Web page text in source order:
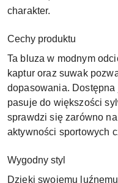
charakter.
Cechy produktu
Ta bluza w modnym
kaptur oraz suwak
dopasowania.
pasuje do większości
sprawdzi się zarówno
aktywności sportowych
Wygodny styl
Dzięki swojemu